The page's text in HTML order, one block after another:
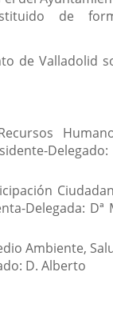
de
de Valladolid
Delegado:
Delegada: Dª
Ambiente,
D. Alberto